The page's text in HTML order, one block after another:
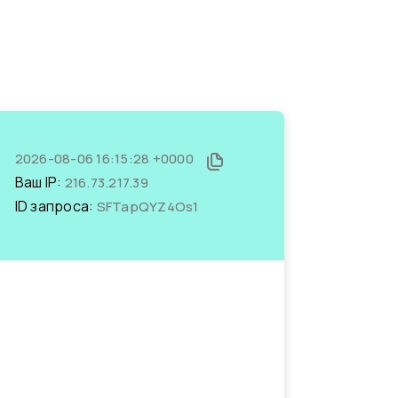
2026-08-06 16:15:28 +0000
Ваш IP: 216.73.217.39
ID запроса: SFTapQYZ4Os1